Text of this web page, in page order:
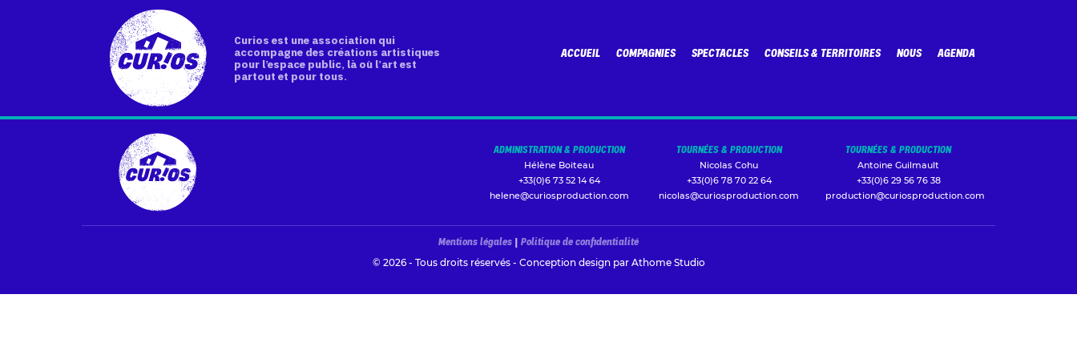
Curios est une association qui
accompagne des créations artistiques
pour l’espace public, là où l’art est
partout et pour tous.
ACCUEIL COMPAGNIES SPECTACLES CONSEILS & TERRITOIRES NOUS AGENDA
ADMINISTRATION & PRODUCTION
Hélène Boiteau
+33(0)6 73 52 14 64
helene@curiosproduction.com
TOURNÉES & PRODUCTION
Nicolas Cohu
+33(0)6 78 70 22 64
nicolas@curiosproduction.com
TOURNÉES & PRODUCTION
Antoine Guilmault
+33(0)6 29 56 76 38
production@curiosproduction.com
Mentions légales | Politique de confidentialité
© 2026 - Tous droits réservés - Conception design par Athome Studio